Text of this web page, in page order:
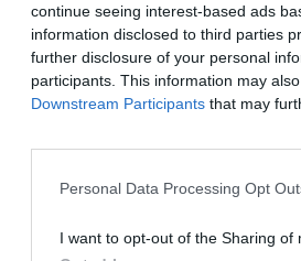
continue seeing interest-based ads
information disclosed to third parties
further disclosure of your personal
participants. This information may
Downstream Participants that may
Personal Data Processing Opt
I want to opt-out of the Sharing of